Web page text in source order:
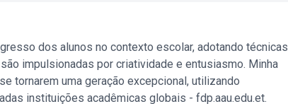
dos alunos no contexto escolar, adotando técnicas
impulsionadas por criatividade e entusiasmo. Minha
tornarem uma geração excepcional, utilizando
instituições acadêmicas globais - fdp.aau.edu.et.